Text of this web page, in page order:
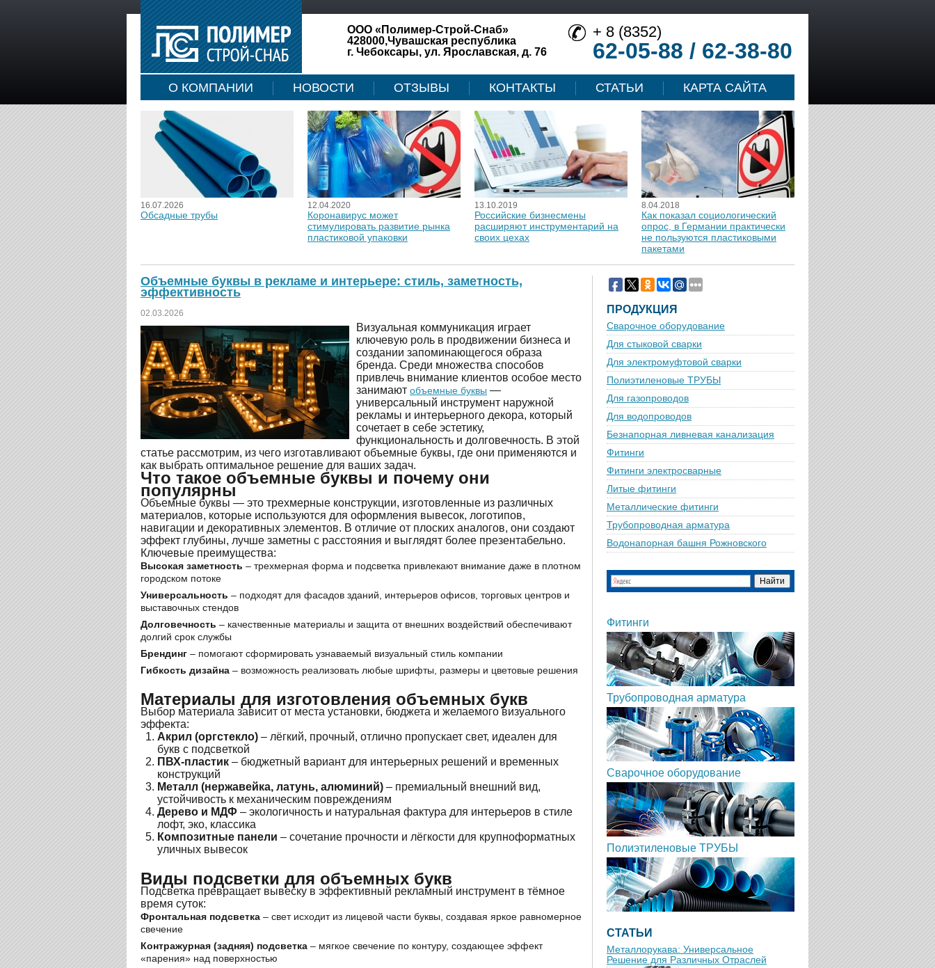
ООО «Полимер-Строй-Снаб»
428000,Чувашская республика
г. Чебоксары, ул. Ярославская, д. 76
+ 8 (8352)
62-05-88 / 62-38-80
О КОМПАНИИ НОВОСТИ ОТЗЫВЫ КОНТАКТЫ СТАТЬИ КАРТА САЙТА
16.07.2026
Обсадные трубы
12.04.2020
Коронавирус может
стимулировать развитие рынка
пластиковой упаковки
13.10.2019
Российские бизнесмены
расширяют инструментарий на
своих цехах
8.04.2018
Как показал социологический
опрос, в Германии практически
не пользуются пластиковыми
пакетами
Объемные буквы в рекламе и интерьере: стиль, заметность,
эффективность
02.03.2026
Визуальная коммуникация играет
ключевую роль в продвижении бизнеса и
создании запоминающегося образа
бренда. Среди множества способов
привлечь внимание клиентов особое место
занимают объемные буквы —
универсальный инструмент наружной
рекламы и интерьерного декора, который
сочетает в себе эстетику,
функциональность и долговечность. В этой
статье рассмотрим, из чего изготавливают объемные буквы, где они применяются и
как выбрать оптимальное решение для ваших задач.
Что такое объемные буквы и почему они
популярны
Объемные буквы — это трехмерные конструкции, изготовленные из различных
материалов, которые используются для оформления вывесок, логотипов,
навигации и декоративных элементов. В отличие от плоских аналогов, они создают
эффект глубины, лучше заметны с расстояния и выглядят более презентабельно.
Ключевые преимущества:
Высокая заметность – трехмерная форма и подсветка привлекают внимание даже в плотном
городском потоке
Универсальность – подходят для фасадов зданий, интерьеров офисов, торговых центров и
выставочных стендов
Долговечность – качественные материалы и защита от внешних воздействий обеспечивают
долгий срок службы
Брендинг – помогают сформировать узнаваемый визуальный стиль компании
Гибкость дизайна – возможность реализовать любые шрифты, размеры и цветовые решения
Материалы для изготовления объемных букв
Выбор материала зависит от места установки, бюджета и желаемого визуального
эффекта:
Акрил (оргстекло) – лёгкий, прочный, отлично пропускает свет, идеален для
букв с подсветкой
ПВХ-пластик – бюджетный вариант для интерьерных решений и временных
конструкций
Металл (нержавейка, латунь, алюминий) – премиальный внешний вид,
устойчивость к механическим повреждениям
Дерево и МДФ – экологичность и натуральная фактура для интерьеров в стиле
лофт, эко, классика
Композитные панели – сочетание прочности и лёгкости для крупноформатных
уличных вывесок
Виды подсветки для объемных букв
Подсветка превращает вывеску в эффективный рекламный инструмент в тёмное
время суток:
Фронтальная подсветка – свет исходит из лицевой части буквы, создавая яркое равномерное
свечение
Контражурная (задняя) подсветка – мягкое свечение по контуру, создающее эффект
«парения» над поверхностью
ПРОДУКЦИЯ
Сварочное оборудование
Для стыковой сварки
Для электромуфтовой сварки
Полиэтиленовые ТРУБЫ
Для газопроводов
Для водопроводов
Безнапорная ливневая канализация
Фитинги
Фитинги электросварные
Литые фитинги
Металлические фитинги
Трубопроводная арматура
Водонапорная башня Рожновского
Фитинги
Трубопроводная арматура
Сварочное оборудование
Полиэтиленовые ТРУБЫ
СТАТЬИ
Металлорукава: Универсальное
Решение для Различных Отраслей